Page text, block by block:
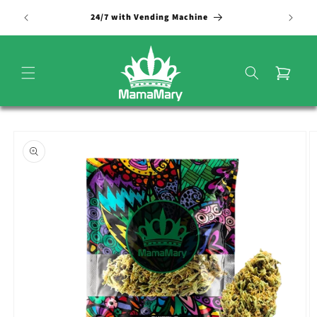
direttamente
24/7 with Vending Machine
Carrello
informazioni
sul
prodotto